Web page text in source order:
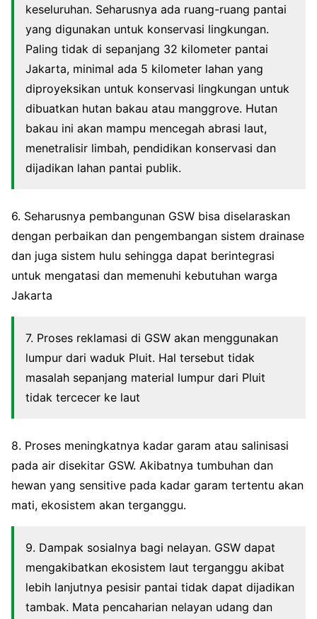
keseluruhan. Seharusnya ada ruang-ruang pantai
yang digunakan untuk konservasi lingkungan.
Paling tidak di sepanjang 32 kilometer pantai
Jakarta, minimal ada 5 kilometer lahan yang
diproyeksikan untuk konservasi lingkungan untuk
dibuatkan hutan bakau atau manggrove. Hutan
bakau ini akan mampu mencegah abrasi laut,
menetralisir limbah, pendidikan konservasi dan
dijadikan lahan pantai publik.
6. Seharusnya pembangunan GSW bisa diselaraskan
dengan perbaikan dan pengembangan sistem drainase
dan juga sistem hulu sehingga dapat berintegrasi
untuk mengatasi dan memenuhi kebutuhan warga
Jakarta
7. Proses reklamasi di GSW akan menggunakan
lumpur dari waduk Pluit. Hal tersebut tidak
masalah sepanjang material lumpur dari Pluit
tidak tercecer ke laut
8. Proses meningkatnya kadar garam atau salinisasi
pada air disekitar GSW. Akibatnya tumbuhan dan
hewan yang sensitive pada kadar garam tertentu akan
mati, ekosistem akan terganggu.
9. Dampak sosialnya bagi nelayan. GSW dapat
mengakibatkan ekosistem laut terganggu akibat
lebih lanjutnya pesisir pantai tidak dapat dijadikan
tambak. Mata pencaharian nelayan udang dan